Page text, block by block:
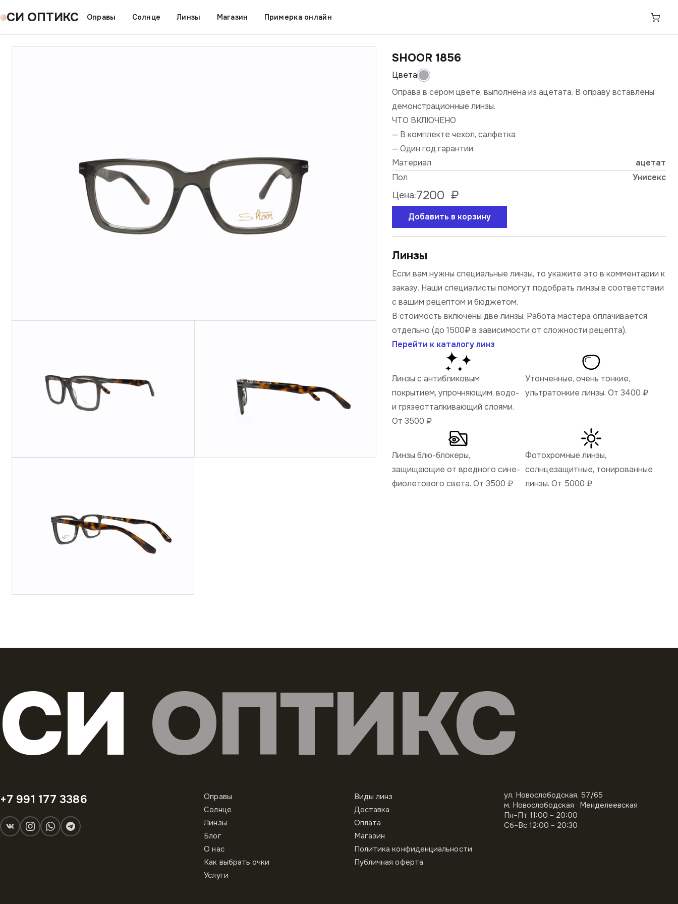
СИ ОПТИКС Оправы Солнце Линзы Магазин Примерка онлайн
SHOOR 1856
Оправа в сером цвете, выполнена из ацетата. В оправу вставлены
демонстрационные линзы.
ЧТО ВКЛЮЧЕНО
— В комплекте чехол, салфетка
— Один год гарантии
Материал
ацетат
Пол
Унисекс
Цена:7200 ₽
Добавить в корзину
Линзы
Если вам нужны специальные линзы, то укажите это в комментарии к
заказу. Наши специалисты помогут подобрать линзы в соответствии
с вашим рецептом и бюджетом.
В стоимость включены две линзы. Работа мастера оплачивается
отдельно (до 1500₽ в зависимости от сложности рецепта).
Перейти к каталогу линз
Линзы с антибликовым
покрытием, упрочняющим, водо-
и грязеотталкивающий слоями.
От 3500 ₽
Утонченные, очень тонкие,
ультратонкие линзы. От 3400 ₽
Линзы блю-блокеры,
защищающие от вредного сине-
фиолетового света. От 3500 ₽
Фотохромные линзы,
солнцезащитные, тонированные
линзы. От 5000 ₽
СИ ОПТИКС
+7 991 177 3386
Оправы
Солнце
Линзы
Блог
О нас
Как выбрать очки
Услуги
Виды линз
Доставка
Оплата
Магазин
Политика конфиденциальности
Публичная оферта
ул. Новослободская, 57/65
м. Новослободская · Менделеевская
Пн–Пт 11:00 – 20:00
Сб–Вс 12:00 – 20:30